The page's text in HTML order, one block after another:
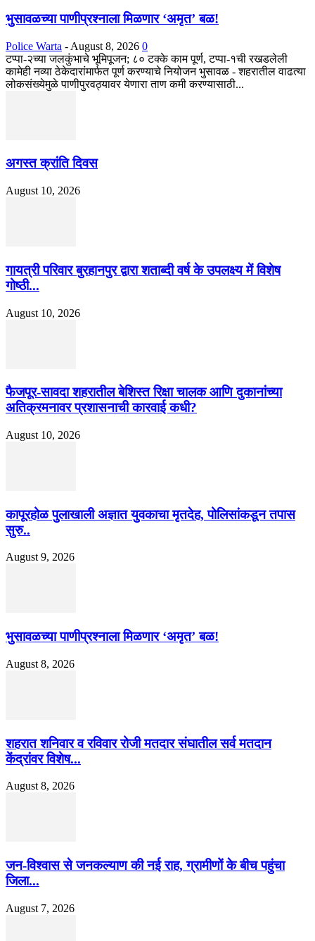
भुसावळच्या पाणीप्रश्नाला मिळणार ‘अमृत’ बळ!
Police Warta - August 8, 2026 0
टप्पा-२च्या जलकुंभाचे भूमिपूजन; ८० टक्के काम पूर्ण, टप्पा-१ची रखडलेली
कामेही नव्या ठेकेदारांमार्फत पूर्ण करण्याचे नियोजन भुसावळ - शहरातील वाढत्या
लोकसंख्येमुळे पाणीपुरवठ्यावर येणारा ताण कमी करण्यासाठी...
अगस्त क्रांति दिवस
August 10, 2026
गायत्री परिवार बुरहानपुर द्वारा शताब्दी वर्ष के उपलक्ष्य में विशेष
गोष्ठी...
August 10, 2026
फैजपूर-सावदा शहरातील बेशिस्त रिक्षा चालक आणि दुकानांच्या
अतिक्रमनावर प्रशासनाची कारवाई कधी?
August 10, 2026
कापूरहोळ पुलाखाली अज्ञात युवकाचा मृतदेह, पोलिसांकडून तपास
सुरु..
August 9, 2026
भुसावळच्या पाणीप्रश्नाला मिळणार ‘अमृत’ बळ!
August 8, 2026
शहरात शनिवार व रविवार रोजी मतदार संघातील सर्व मतदान
केंद्रांवर विशेष...
August 8, 2026
जन-विश्वास से जनकल्याण की नई राह, ग्रामीणों के बीच पहुंचा
जिला...
August 7, 2026